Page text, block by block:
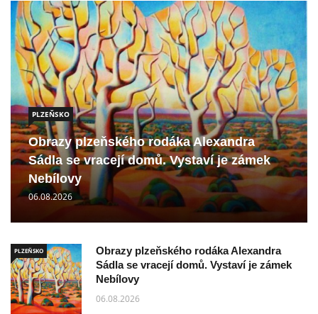
PLZEŇSKO
Obrazy plzeňského rodáka Alexandra
Sádla se vracejí domů. Vystaví je zámek
Nebílovy
06.08.2026
PLZEŇSKO
Obrazy plzeňského rodáka Alexandra
Sádla se vracejí domů. Vystaví je zámek
Nebílovy
06.08.2026